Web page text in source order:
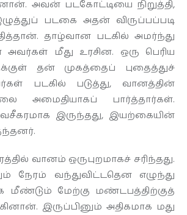
அவன் படகோட்டியை நிறுத்தி,
படகை அதன் விருப்பப்படி
தாழ்வான படகில் அமர்ந்து
மீது உரசின. ஒரு பெரிய
தன் முகத்தைப் புதைத்துச்
படகில் படுத்து, வானத்தின்
அமைதியாகப் பார்த்தார்கள்.
இருந்தது, இயற்கையின்
வானம் ஒருபுறமாகச் சரிந்தது.
நேரம் வந்துவிட்டதென எழுந்து
மீண்டும் மேற்கு மண்டபத்திற்குத்
இருப்பினும் அதிகமாக மது